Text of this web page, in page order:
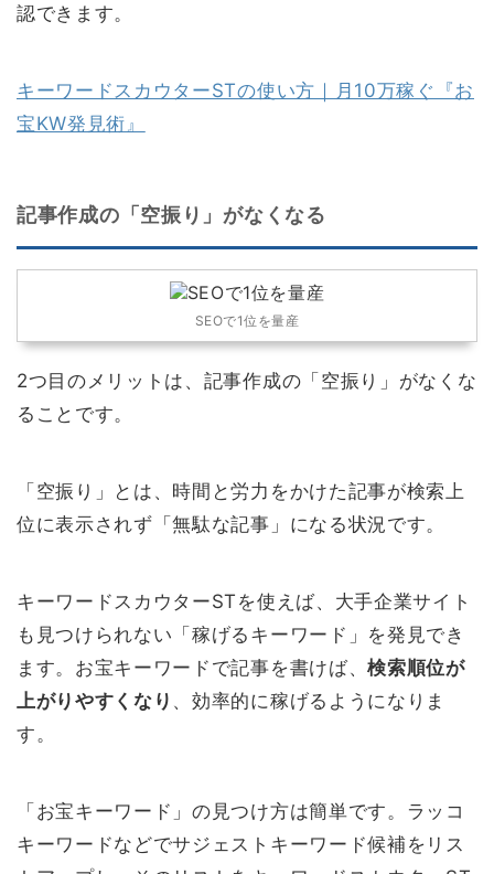
認できます。
キーワードスカウターSTの使い方｜月10万稼ぐ『お
宝KW発見術』
記事作成の「空振り」がなくなる
SEOで1位を量産
2つ目のメリットは、記事作成の「空振り」がなくな
ることです。
「空振り」とは、時間と労力をかけた記事が検索上
位に表示されず「無駄な記事」になる状況です。
キーワードスカウターSTを使えば、大手企業サイト
も見つけられない「稼げるキーワード」を発見でき
ます。お宝キーワードで記事を書けば、検索順位が
上がりやすくなり 、効率的に稼げるようになりま
す。
「お宝キーワード」の見つけ方は簡単です。ラッコ
キーワードなどでサジェストキーワード候補をリス